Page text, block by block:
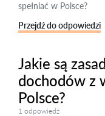
spełniać w Polsce?
Przejdź do odpowiedzi
Jakie są
dochodów z
Polsce?
1 odpowiedź